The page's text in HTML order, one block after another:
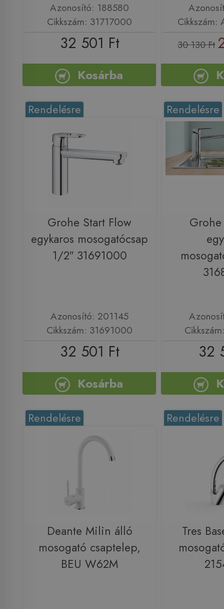
Azonosító: 188580
Cikkszám: 31717000
32 501 Ft
Kosárba
Cikkszám:
30 130 Ft
Rendelésre
Grohe Start Flow
egykaros mosogatócsap
1/2″ 31691000
Azonosító: 201145
Cikkszám: 31691000
32 501 Ft
Kosárba
Rendelésre
32
Rendelésre
Deante Milin álló
mosogató csaptelep,
BEU W62M
Rendelésre
Tres